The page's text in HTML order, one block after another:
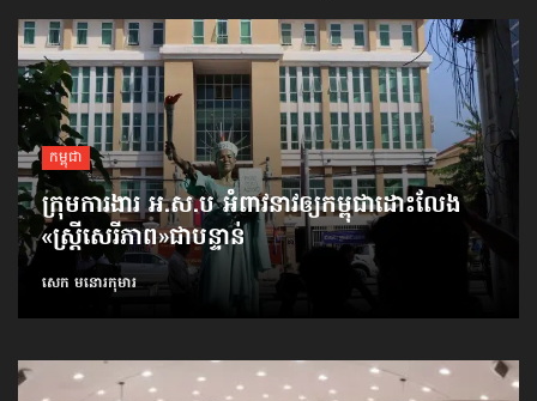
កម្ពុជា
ក្រុមការងារ អ.ស.ប អំពាវនាវ​ឲ្យកម្ពុជា​ដោះលែង​
«ស្ត្រីសេរីភាព»​ជាបន្ទាន់
សេក មនោរកុមារ